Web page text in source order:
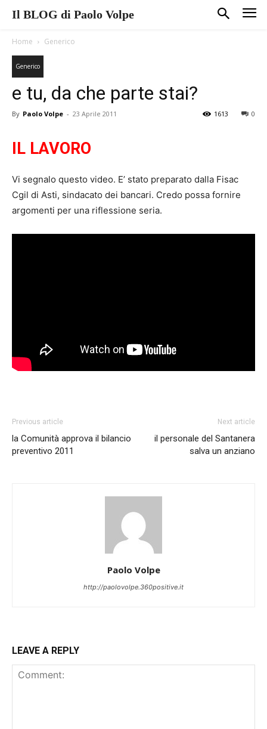
Il BLOG di Paolo Volpe
Home Generico
Generico
e tu, da che parte stai?
By Paolo Volpe - 23 Aprile 2011 0
1613
IL LAVORO
Vi segnalo questo video. E’ stato preparato dalla Fisac
Cgil di Asti, sindacato dei bancari. Credo possa fornire
argomenti per una riflessione seria.
Previous article
la Comunità approva il bilancio
preventivo 2011
Next article
il personale del Santanera
salva un anziano
Paolo Volpe
http://paolovolpe.360positive.it
LEAVE A REPLY